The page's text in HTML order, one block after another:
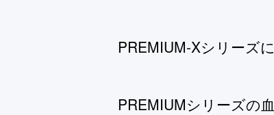
PREMIUM-Xシリーズ
PREMIUMシリーズの